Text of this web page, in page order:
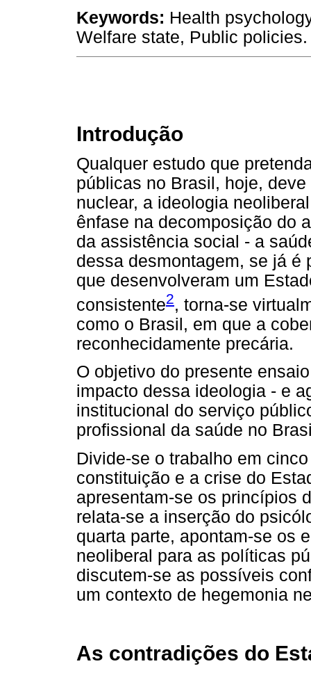
Keywords: Health
Welfare state, Public policies.
Introdução
Qualquer estudo que
públicas no Brasil, hoje,
nuclear, a ideologia
ênfase na decomposição do
da assistência social - a
dessa desmontagem, se já é
que desenvolveram um
consistente2, torna-se
como o Brasil, em que a
reconhecidamente precária.
O objetivo do presente
impacto dessa ideologia - e
institucional do serviço
profissional da saúde no
Divide-se o trabalho em
constituição e a crise do
apresentam-se os princípios
relata-se a inserção do
quarta parte, apontam-se os
neoliberal para as políticas
discutem-se as possíveis
um contexto de hegemonia
As contradições do